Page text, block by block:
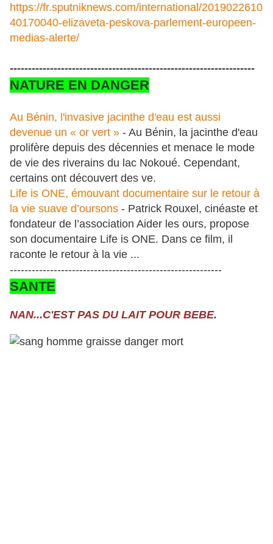
https://fr.sputniknews.com/international/2019022610
40170040-elizaveta-peskova-parlement-europeen-
medias-alerte/
-------------------------------------------------------------------
NATURE EN DANGER
Au Bénin, l'invasive jacinthe d'eau est aussi
devenue un « or vert » - Au Bénin, la jacinthe d'eau
prolifère depuis des décennies et menace le mode
de vie des riverains du lac Nokoué. Cependant,
certains ont découvert des ve.
Life is ONE, émouvant documentaire sur le retour à
la vie suave d’oursons - Patrick Rouxel, cinéaste et
fondateur de l’association Aider les ours, propose
son documentaire Life is ONE. Dans ce film, il
raconte le retour à la vie ...
----------------------------------------------------------
SANTE
NAN...C'EST PAS DU LAIT POUR BEBE.